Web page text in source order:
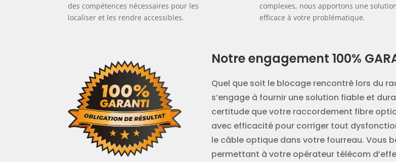
des compétences nécessaires pour les
localiser et les rendre accessibles.
complexes, nous apportons une
efficace à votre problématique.
Notre engagement 100%
Quel que soit le blocage rencontré lors du
s’engage à fournir une solution fiable et
certitude que votre raccordement fibre
avec efficacité pour corriger tout
le câble optique dans votre fourreau. Vous
permettant à votre opérateur télécom